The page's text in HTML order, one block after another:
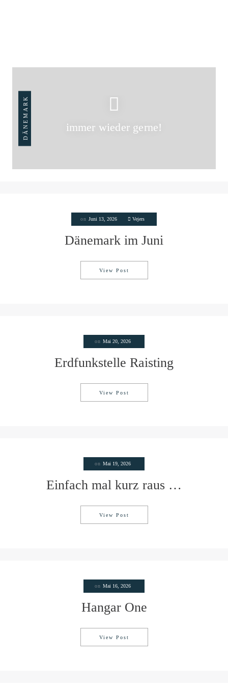
DÄNEMARK immer wieder gerne!
on Juni 13, 2026 Vejers
Dänemark im Juni
View Post
on Mai 20, 2026
Erdfunkstelle Raisting
View Post
on Mai 19, 2026
Einfach mal kurz raus …
View Post
on Mai 16, 2026
Hangar One
View Post